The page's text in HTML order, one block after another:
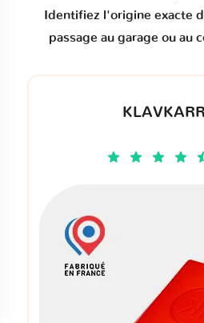
Identifiez l'origine exacte
passage au garage ou au